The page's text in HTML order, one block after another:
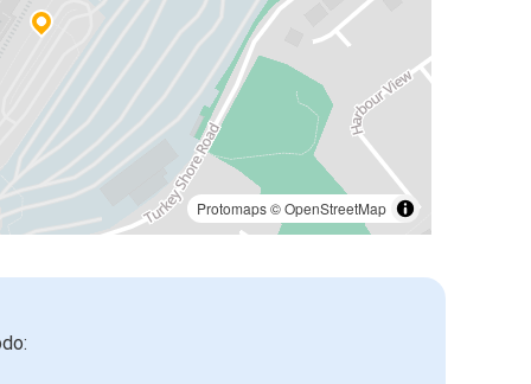
Protomaps©OpenStreetMap